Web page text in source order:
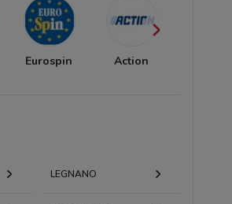
Eurospin Action
LEGNANO